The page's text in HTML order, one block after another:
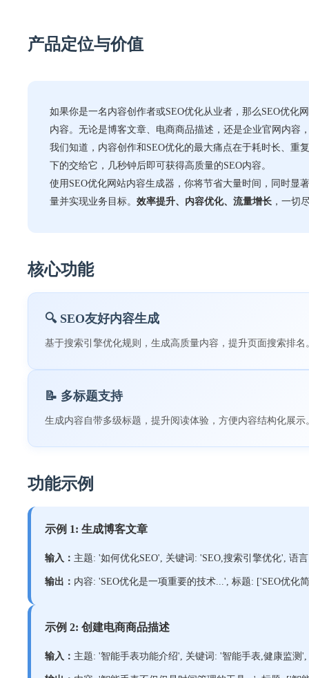
产品定位与价值
如果你是一名内容创作者或SEO优化从业者，那么SEO优化
内容。无论是博客文章、电商商品描述，还是企业官网内容
我们知道，内容创作和SEO优化的最大痛点在于耗时长、重
下的交给它，几秒钟后即可获得高质量的SEO内容。
使用SEO优化网站内容生成器，你将节省大量时间，同时显
量并实现业务目标。 效率提升、内容优化、流量增长 ，一切
核心功能
🔍 SEO友好内容生成
基于搜索引擎优化规则，生成高质量内容，提升页面搜索排名
📝 多标题支持
生成内容自带多级标题，提升阅读体验，方便内容结构化展示
功能示例
示例 1: 生成博客文章
输入： 主题: '如何优化SEO', 关键词: 'SEO,搜索引擎优化', 语
输出： 内容: 'SEO优化是一项重要的技术...', 标题: ['SEO优化
示例 2: 创建电商商品描述
输入： 主题: '智能手表功能介绍', 关键词: '智能手表,健康监测